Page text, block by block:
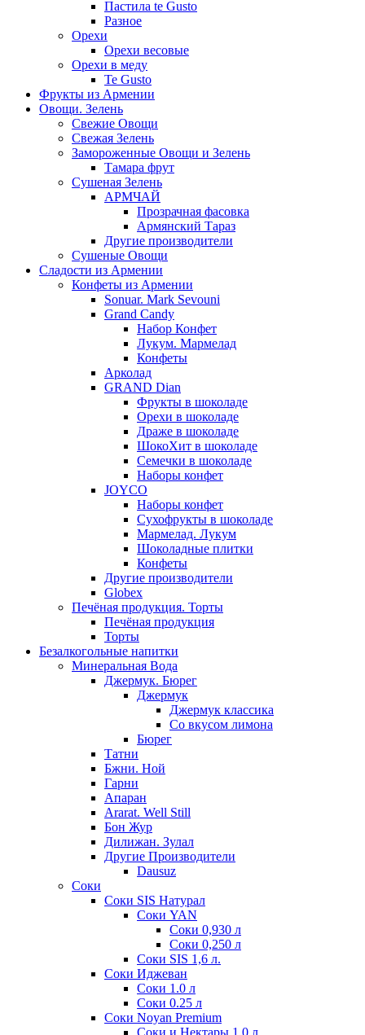
Пастила te Gusto
Разное
Орехи
Орехи весовые
Орехи в меду
Te Gusto
Фрукты из Армении
Овощи. Зелень
Свежие Овощи
Свежая Зелень
Замороженные Овощи и Зелень
Тамара фрут
Сушеная Зелень
АРМЧАЙ
Прозрачная фасовка
Армянский Тараз
Другие производители
Сушеные Овощи
Сладости из Армении
Конфеты из Армении
Sonuar. Mark Sevouni
Grand Candy
Набор Конфет
Лукум. Мармелад
Конфеты
Арколад
GRAND Dian
Фрукты в шоколаде
Орехи в шоколаде
Драже в шоколаде
ШокоХит в шоколаде
Семечки в шоколаде
Наборы конфет
JOYCO
Наборы конфет
Сухофрукты в шоколаде
Мармелад. Лукум
Шоколадные плитки
Конфеты
Другие производители
Globex
Печёная продукция. Торты
Печёная продукция
Торты
Безалкогольные напитки
Минеральная Вода
Джермук. Бюрег
Джермук
Джермук классика
Со вкусом лимона
Бюрег
Татни
Бжни. Ной
Гарни
Апаран
Ararat. Well Still
Бон Жур
Дилижан. Зулал
Другие Производители
Dausuz
Соки
Соки SIS Натурал
Соки YAN
Соки 0,930 л
Соки 0,250 л
Соки SIS 1,6 л.
Соки Иджеван
Соки 1.0 л
Соки 0.25 л
Соки Noyan Premium
Соки и Нектары 1,0 л